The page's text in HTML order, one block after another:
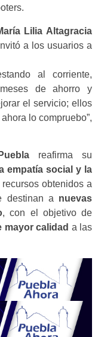
Lilia Altagracia
a los usuarios a
al corriente,
de ahorro y
el servicio; ellos
lo compruebo”,
reafirma su
empatía social y la
obtenidos a
destinan a nuevas
, con el objetivo de
mayor calidad a las